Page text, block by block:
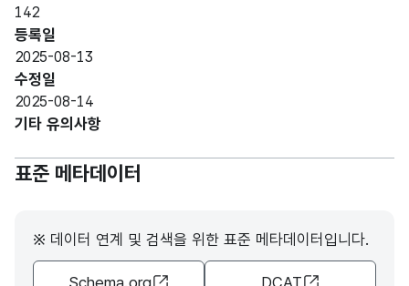
설문
시작
일
종료
조사
종료
형
(VAR
10
142
등록일
2025-08-13
수정일
2025-08-14
기타 유의사항
표준 메타데이터
※ 데이터 연계 및 검색을 위한 표준 메타데이터입니다.
Schema.org DCAT